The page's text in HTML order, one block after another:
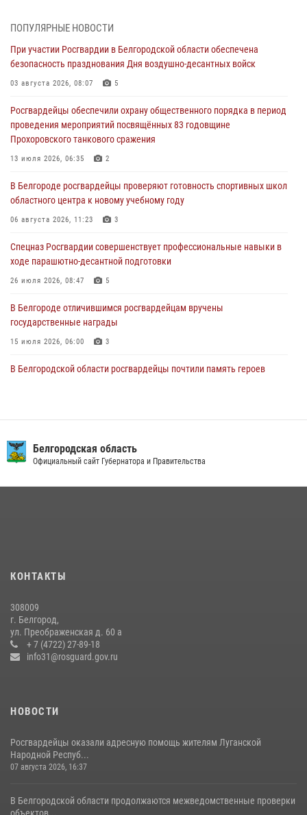
Подвиги героев‑росгвардейцев увековечили в новой музейной
экспозиции белгородского музея‑диорамы «Курская битва.
06 августа 2026, 12:05 3
В Белгороде росгвардейцы проверяют готовность спортивных школ
областного центра к новому учебному году
Росгвардия обеспечила общественную безопасность празднования
83-й годовщины освобождения г. Белгорода от немецко -
06 августа 2026, 06:54 3
Офицеры Росгвардии и ветераны войск правопорядка почтили
05 августа 2026, 17:12 2
ПОПУЛЯРНЫЕ НОВОСТИ
При участии Росгвардии в Белгородской области обеспечена
безопасность празднования Дня воздушно-десантных войск
03 августа 2026, 08:07 5
Росгвардейцы обеспечили охрану общественного порядка в период
проведения мероприятий посвящённых 83 годовщине
Прохоровского танкового сражения
13 июля 2026, 06:35 2
В Белгороде росгвардейцы проверяют готовность спортивных школ
областного центра к новому учебному году
06 августа 2026, 11:23 3
Спецназ Росгвардии совершенствует профессиональные навыки в
ходе парашютно-десантной подготовки
26 июля 2026, 08:47 5
В Белгороде отличившимся росгвардейцам вручены
государственные награды
15 июля 2026, 06:00 3
В Белгородской области росгвардейцы почтили память героев
беседу по профилактике аварийности
09 июля 2026, 10:07
В Белгороде росгвардейцы приняли участие в круглом столе с
представителем Российского общества «Знание»
17 июля 2026, 07:10
Белгородская область
Официальный сайт Губернатора и Правительства
КОНТАКТЫ
308009
г. Белгород,
ул. Преображенская д. 60 а
+ 7 (4722) 27-89-18
info31@rosguard.gov.ru
НОВОСТИ
Росгвардейцы оказали адресную помощь жителям Луганской
Народной Респуб...
07 августа 2026, 16:37
В Белгородской области продолжаются межведомственные проверки
объектов...